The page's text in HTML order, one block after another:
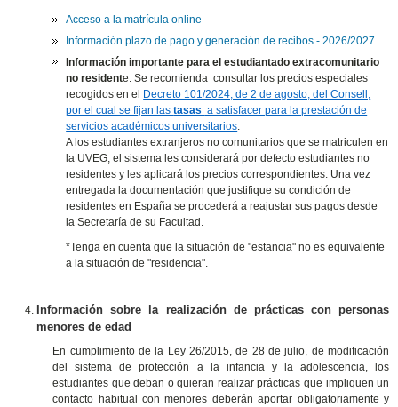
Acceso a la matrícula online
Información plazo de pago y generación de recibos - 2026/2027
Información importante para el estudiantado extracomunitario
no residente: Se recomienda consultar los precios especiales
recogidos en el Decreto 101/2024, de 2 de agosto, del Consell,
por el cual se fijan lastasas a satisfacer para la prestación de
servicios académicos universitarios
A los estudiantes extranjeros no comunitarios que se matriculen en
la UVEG, el sistema les considerará por defecto estudiantes no
residentes y les aplicará los precios correspondientes. Una vez
entregada la documentación que justifique su condición de
residentes en España se procederá a reajustar sus pagos desde
la Secretaría de su Facultad.
*Tenga en cuenta que la situación de "estancia" no es equivalente
a la situación de "residencia".
Información sobre la realización de prácticas con personas
menores de edad
En cumplimiento de la Ley 26/2015, de 28 de julio, de modificación
del sistema de protección a la infancia y la adolescencia, los
estudiantes que deban o quieran realizar prácticas que impliquen un
contacto habitual con menores deberán aportar obligatoriamente y